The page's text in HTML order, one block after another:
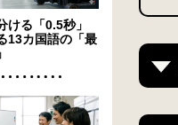
ける「0.5秒」
13カ国語の「最